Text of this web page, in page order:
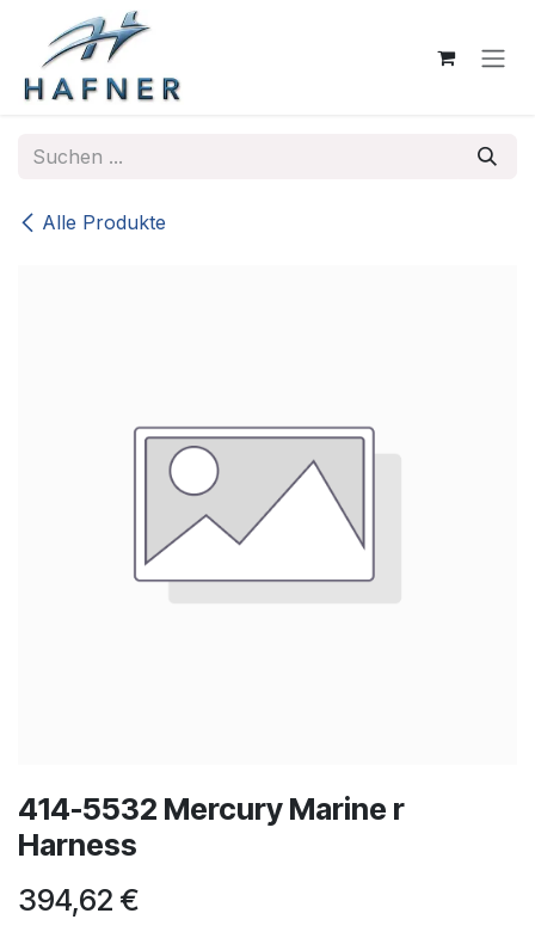
Zum Inhalt springen
Alle Produkte
414-5532 Mercury Marine r
Harness
394,62 €